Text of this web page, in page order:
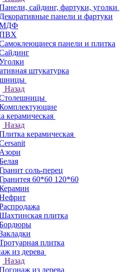
сайдинг, фартуки, уголки
Декоративные панели и фартуки
панели и плитка
штукатурка
Назад
керамическая
Назад
керамическая
Азори
соль-перец
60*60 120*60
плитка
плитка
из дерева
Назад
из дерева